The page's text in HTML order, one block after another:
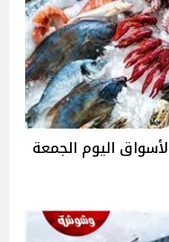
اليوم الجمعة